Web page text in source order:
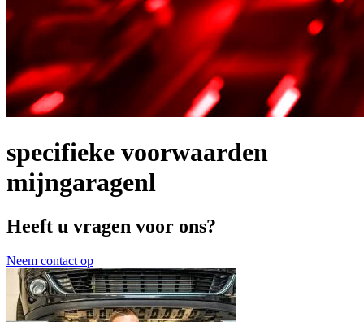
specifieke voorwaarden
mijngaragenl
Heeft u vragen voor ons?
Neem contact op